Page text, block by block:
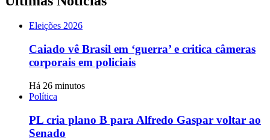
Eleições 2026
Caiado vê Brasil em ‘guerra’ e critica câmeras
corporais em policiais
Há 26 minutos
Política
PL cria plano B para Alfredo Gaspar voltar ao
Senado